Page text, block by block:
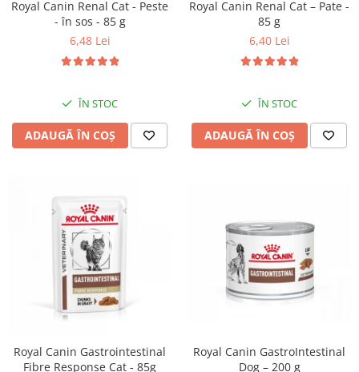
Royal Canin Renal Cat - Peste
- în sos - 85 g
6,48 Lei
ÎN STOC
ADAUGĂ ÎN COȘ
Royal Canin Renal Cat – Pate -
85 g
6,40 Lei
ÎN STOC
ADAUGĂ ÎN COȘ
Royal Canin Gastrointestinal
Fibre Response Cat - 85g
Royal Canin GastroIntestinal
Dog – 200 g